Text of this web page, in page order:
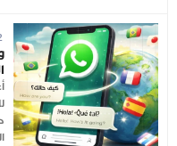
12 يوليو 2026